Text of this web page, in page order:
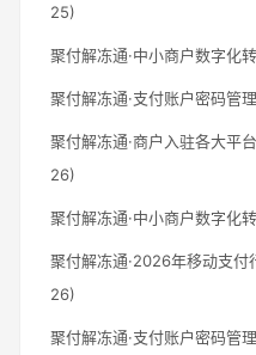
25)
聚付解冻通·中小商户数字化
聚付解冻通·支付账户密码管
聚付解冻通·商户入驻各大平
26)
聚付解冻通·中小商户数字化
聚付解冻通·2026年移动支
26)
聚付解冻通·支付账户密码管